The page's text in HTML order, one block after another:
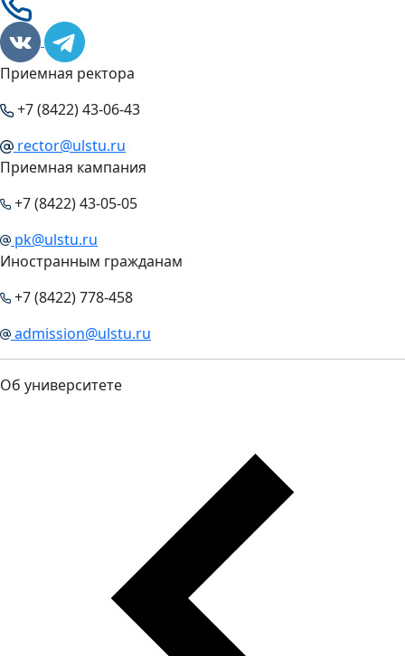
Приемная ректора
+7 (8422) 43-06-43
rector@ulstu.ru
Приемная кампания
+7 (8422) 43-05-05
pk@ulstu.ru
Иностранным гражданам
+7 (8422) 778-458
admission@ulstu.ru
Об университете